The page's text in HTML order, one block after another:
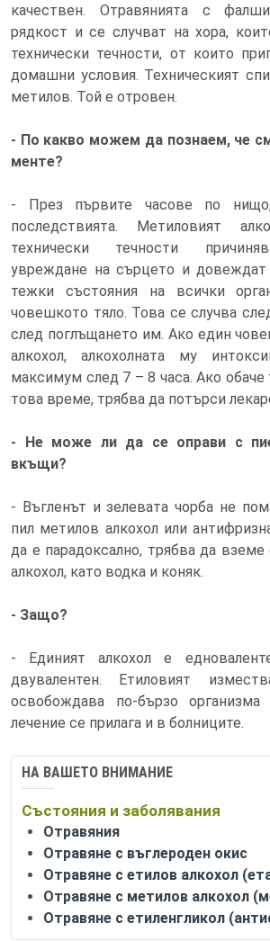
качествен. Отравянията с
рядкост и се случват на хора,
технически течности, от които
домашни условия. Техническият
метилов. Той е отровен.
- По какво можем да познаем, че
менте?
- През първите часове по
последствията. Метиловият
технически течности
увреждане на сърцето и
тежки състояния на всички
човешкото тяло. Това се случва
след поглъщането им. Ако един
алкохол, алкохолната му
максимум след 7 – 8 часа. Ако
това време, трябва да потърси
- Не може ли да се оправи с
вкъщи?
- Въгленът и зелевата чорба не
пил метилов алкохол или
да е парадоксално, трябва да
алкохол, като водка и коняк.
- Защо?
- Единият алкохол е
двувалентен. Етиловият
освобождава по-бързо
лечение се прилага и в болниците.
НА ВАШЕТО ВНИМАНИЕ
Състояния и заболявания
Отравяния
Отравяне с въглероден окис
Отравяне с етилов алкохол
Отравяне с метилов алкохол
Отравяне с етиленгликол